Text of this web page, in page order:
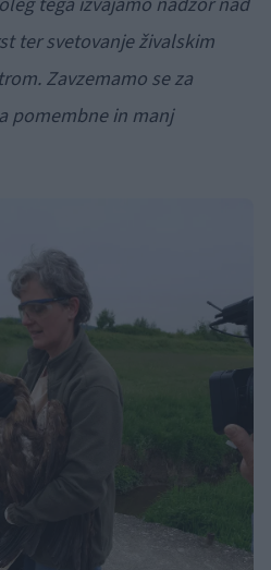
ter svetovanje živalskim
Zavzemamo se za
pomembne in manj